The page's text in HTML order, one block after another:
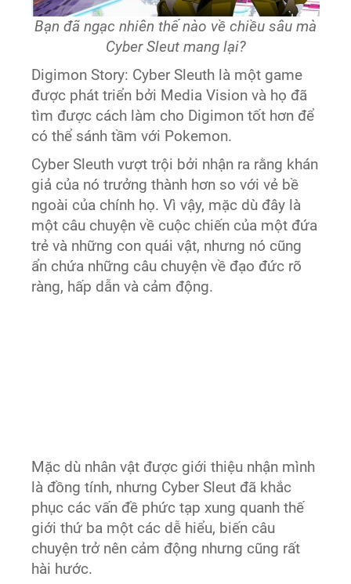
Bạn đã ngạc nhiên thế nào về chiều sâu mà
Cyber Sleut mang lại?
Digimon Story: Cyber Sleuth là một game
được phát triển bởi Media Vision và họ đã
tìm được cách làm cho Digimon tốt hơn để
có thể sánh tầm với Pokemon.
Cyber Sleuth vượt trội bởi nhận ra rằng khán
giả của nó trưởng thành hơn so với vẻ bề
ngoài của chính họ. Vì vậy, mặc dù đây là
một câu chuyện về cuộc chiến của một đứa
trẻ và những con quái vật, nhưng nó cũng
ẩn chứa những câu chuyện về đạo đức rõ
ràng, hấp dẫn và cảm động.
Mặc dù nhân vật được giới thiệu nhận mình
là đồng tính, nhưng Cyber Sleut đã khắc
phục các vấn đề phức tạp xung quanh thế
giới thứ ba một các dễ hiểu, biến câu
chuyện trở nên cảm động nhưng cũng rất
hài hước.